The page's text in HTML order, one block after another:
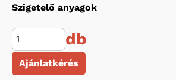
Szigetelő anyagok
db
Ajánlatkérés